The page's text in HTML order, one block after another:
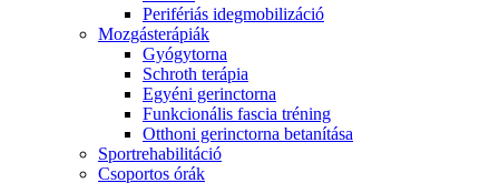
Perifériás idegmobilizáció
Mozgásterápiák
Gyógytorna
Schroth terápia
Egyéni gerinctorna
Funkcionális fascia tréning
Otthoni gerinctorna betanítása
Sportrehabilitáció
Csoportos órák